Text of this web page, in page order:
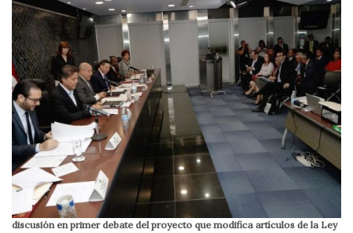
discusión en primer debate del proyecto que modifica artículos de la Ley